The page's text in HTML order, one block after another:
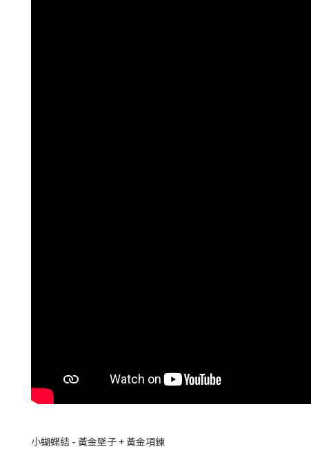
小蝴蝶結 - 黃金墜子 + 黃金項鍊